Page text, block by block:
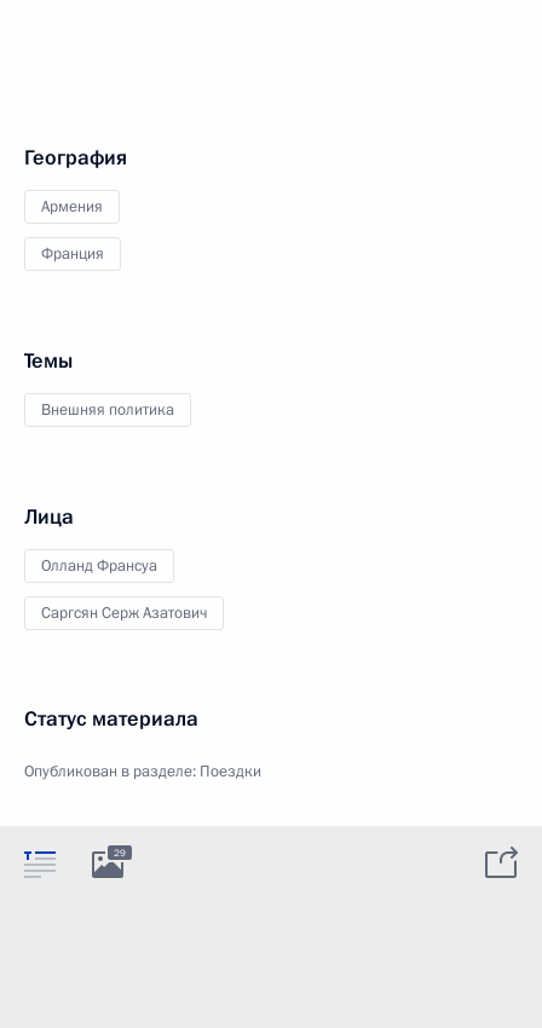
География
Армения
Франция
Темы
Внешняя политика
Лица
Олланд Франсуа
Саргсян Серж Азатович
Статус материала
Опубликован в разделе: Поездки
29